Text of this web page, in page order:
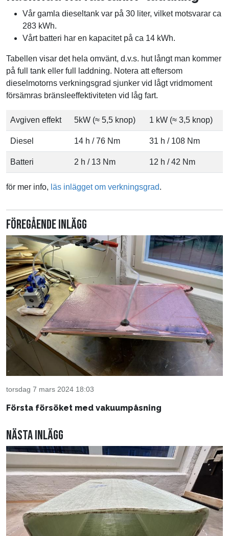
Vår gamla dieseltank var på 30 liter, vilket motsvarar ca
283 kWh.
Vårt batteri har en kapacitet på ca 14 kWh.
Tabellen visar det hela omvänt, d.v.s. hut långt man kommer
på full tank eller full laddning. Notera att eftersom
dieselmotorns verkningsgrad sjunker vid lågt vridmoment
försämras bränsleeffektiviteten vid låg fart.
Avgiven effekt 5kW (≈ 5,5 knop) 1 kW (≈ 3,5 knop)
Diesel 14 h / 76 Nm 31 h / 108 Nm
Batteri 2 h / 13 Nm 12 h / 42 Nm
för mer info, läs inlägget om verkningsgrad.
Föregående inlägg
torsdag 7 mars 2024 18:03
Första försöket med vakuumpåsning
Nästa inlägg